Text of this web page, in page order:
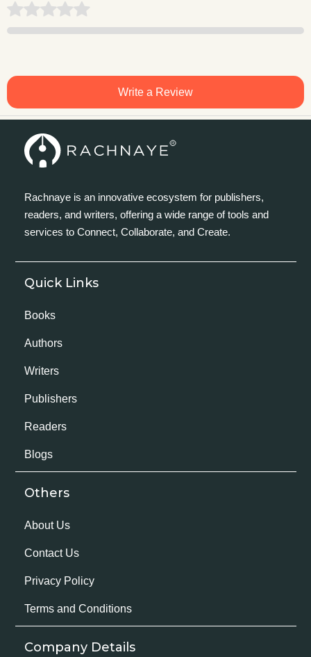
Write a Review
Rachnaye is an innovative ecosystem for publishers,
readers, and writers, offering a wide range of tools and
services to Connect, Collaborate, and Create.
Quick Links
Books
Authors
Writers
Publishers
Readers
Blogs
Others
About Us
Contact Us
Privacy Policy
Terms and Conditions
Company Details